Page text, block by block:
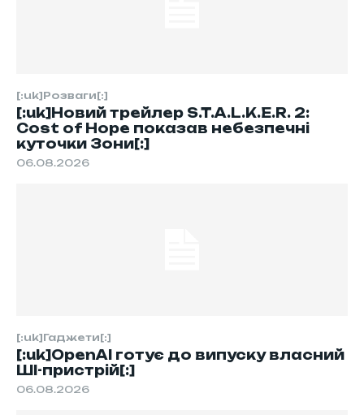
[:uk]Розваги[:]
[:uk]Новий трейлер S.T.A.L.K.E.R. 2:
Cost of Hope показав небезпечні
куточки Зони[:]
06.08.2026
[:uk]Гаджети[:]
[:uk]OpenAI готує до випуску власний
ШІ-пристрій[:]
06.08.2026